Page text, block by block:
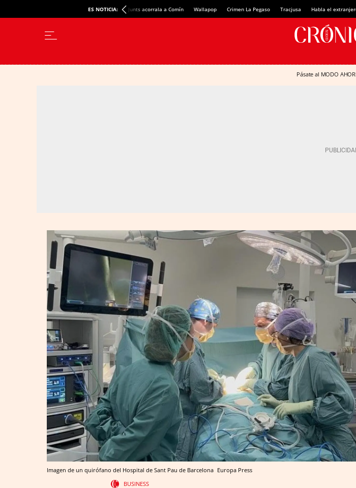
ES NOTICIA: Junts acorrala a Comín Wallapop Crimen La Pegaso Tracjusa Habla el
Pásate al MODO
Imagen de un quirófano del Hospital de Sant Pau de Barcelona Europa Press
BUSINESS